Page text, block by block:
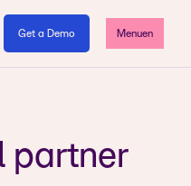
Get a Demo Menuen
partner